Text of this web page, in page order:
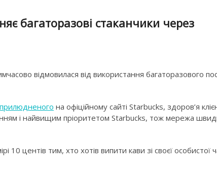
багаторазові стаканчики через
відмовилася від використання багаторазового
на офіційному сайті Starbucks, здоров’я
і найвищим пріоритетом Starbucks, тож мережа
10 центів тим, хто хотів випити кави зі своєї особистої